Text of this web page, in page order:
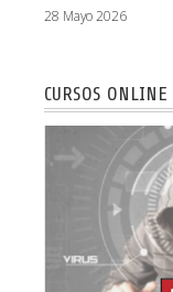
28 Mayo 2026
CURSOS ONLINE